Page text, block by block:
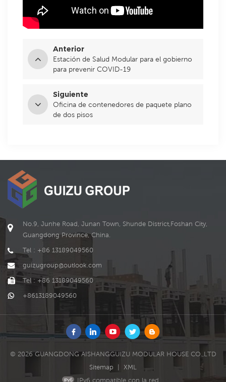
Anterior
Estación de Salud Modular para el gobierno
para prevenir COVID-19
Siguiente
Oficina de contenedores de paquete plano
de dos pisos
No.9, Junhe Road, Junan Town, Shunde District,Foshan City,
Guangdong Province, China.
Tel : +86 13189049560
guizugroup@outlook.com
Tel : +86 13189049560
+8613189049560
© 2026 GUANGDONG AISHANGGUIZU MODULAR HOUSE CO.,LTD
Sitemap
XML
IPv6 compatible con la red